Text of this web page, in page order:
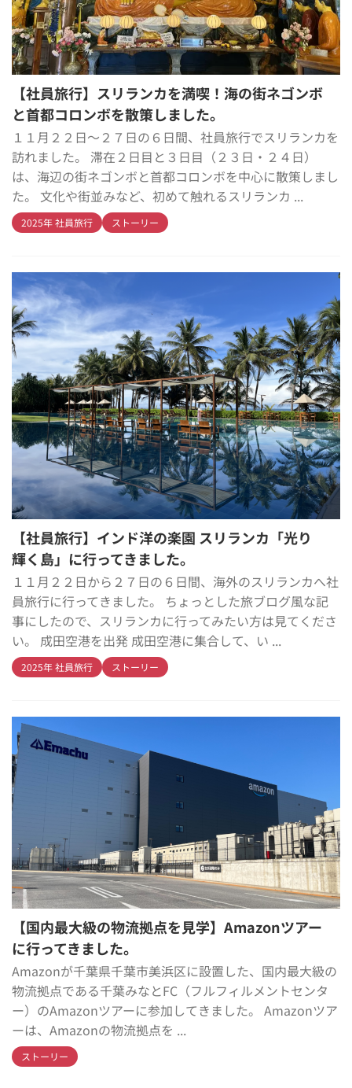
【社員旅行】スリランカを満喫！海の街ネゴンボ
と首都コロンボを散策しました。
１１月２２日〜２７日の６日間、社員旅行でスリランカを
訪れました。 滞在２日目と３日目（２３日・２４日）
は、海辺の街ネゴンボと首都コロンボを中心に散策しまし
た。 文化や街並みなど、初めて触れるスリランカ ...
2025年 社員旅行 ストーリー
【社員旅行】インド洋の楽園 スリランカ「光り
輝く島」に行ってきました。
１１月２２日から２７日の６日間、海外のスリランカへ社
員旅行に行ってきました。 ちょっとした旅ブログ風な記
事にしたので、スリランカに行ってみたい方は見てくださ
い。 成田空港を出発 成田空港に集合して、い ...
2025年 社員旅行 ストーリー
【国内最大級の物流拠点を見学】Amazonツアー
に行ってきました。
Amazonが千葉県千葉市美浜区に設置した、国内最大級の
物流拠点である千葉みなとFC（フルフィルメントセンタ
ー）のAmazonツアーに参加してきました。 Amazonツア
ーは、Amazonの物流拠点を ...
ストーリー